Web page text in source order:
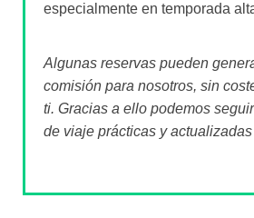
especialmente en temporada
Algunas reservas pueden
comisión para nosotros, sin
ti. Gracias a ello podemos
de viaje prácticas y